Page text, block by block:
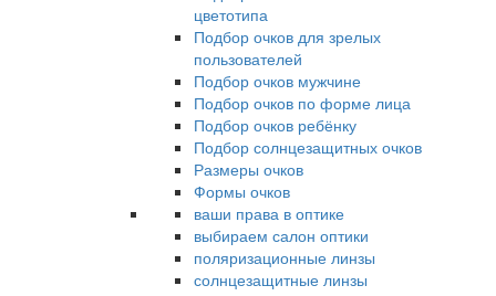
цветотипа
Подбор очков для зрелых
пользователей
Подбор очков мужчине
Подбор очков по форме лица
Подбор очков ребёнку
Подбор солнцезащитных очков
Размеры очков
Формы очков
ваши права в оптике
выбираем салон оптики
поляризационные линзы
солнцезащитные линзы